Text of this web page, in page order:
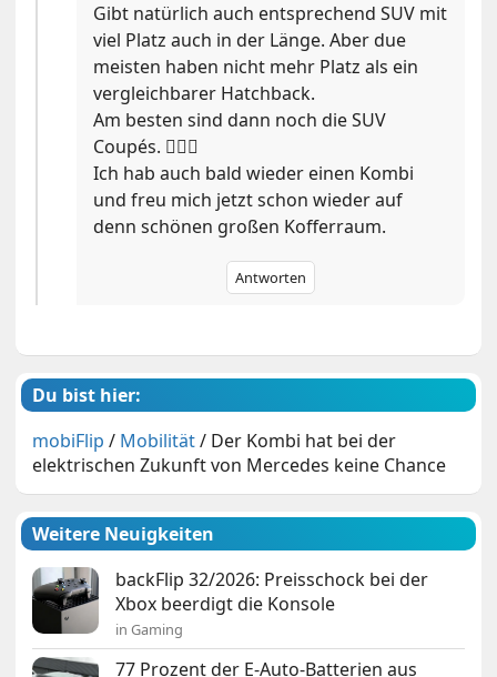
Gibt natürlich auch entsprechend SUV mit
viel Platz auch in der Länge. Aber due
meisten haben nicht mehr Platz als ein
vergleichbarer Hatchback.
Am besten sind dann noch die SUV
Coupés. 🤦🏻‍♂️
Ich hab auch bald wieder einen Kombi
und freu mich jetzt schon wieder auf
denn schönen großen Kofferraum.
Antworten
Du bist hier:
mobiFlip / Mobilität/ Der Kombi hat bei der
elektrischen Zukunft von Mercedes keine Chance
Weitere Neuigkeiten
backFlip 32/2026: Preisschock bei der
Xbox beerdigt die Konsole
in Gaming
77 Prozent der E-Auto-Batterien aus